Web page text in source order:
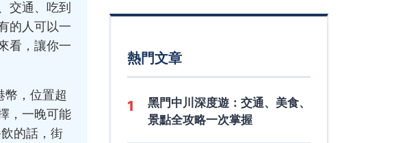
交通、吃到
的人可以一
看，讓你一
幣，位置超
，一晚可能
的話，街
熱門文章
1
黑門中川深度遊：交通、美食、
景點全攻略一次掌握